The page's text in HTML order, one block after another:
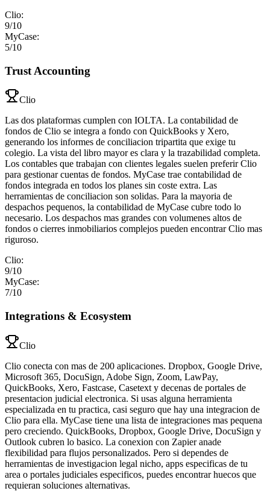
Clio:
9/10
MyCase:
5/10
Trust Accounting
Clio
Las dos plataformas cumplen con IOLTA. La contabilidad de
fondos de Clio se integra a fondo con QuickBooks y Xero,
generando los informes de conciliacion tripartita que exige tu
colegio. La vista del libro mayor es clara y la trazabilidad completa.
Los contables que trabajan con clientes legales suelen preferir Clio
para gestionar cuentas de fondos. MyCase trae contabilidad de
fondos integrada en todos los planes sin coste extra. Las
herramientas de conciliacion son solidas. Para la mayoria de
despachos pequenos, la contabilidad de MyCase cubre todo lo
necesario. Los despachos mas grandes con volumenes altos de
fondos o cierres inmobiliarios complejos pueden encontrar Clio mas
riguroso.
Clio:
9/10
MyCase:
7/10
Integrations & Ecosystem
Clio
Clio conecta con mas de 200 aplicaciones. Dropbox, Google Drive,
Microsoft 365, DocuSign, Adobe Sign, Zoom, LawPay,
QuickBooks, Xero, Fastcase, Casetext y decenas de portales de
presentacion judicial electronica. Si usas alguna herramienta
especializada en tu practica, casi seguro que hay una integracion de
Clio para ella. MyCase tiene una lista de integraciones mas pequena
pero creciendo. QuickBooks, Dropbox, Google Drive, DocuSign y
Outlook cubren lo basico. La conexion con Zapier anade
flexibilidad para flujos personalizados. Pero si dependes de
herramientas de investigacion legal nicho, apps especificas de tu
area o portales judiciales especificos, puedes encontrar huecos que
requieran soluciones alternativas.